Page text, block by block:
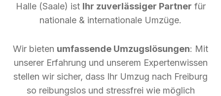
Halle (Saale) ist Ihr zuverlässiger Partner für
nationale & internationale Umzüge.
Wir bieten umfassende Umzugslösungen: Mit
unserer Erfahrung und unserem Expertenwissen
stellen wir sicher, dass Ihr Umzug nach Freiburg
so reibungslos und stressfrei wie möglich